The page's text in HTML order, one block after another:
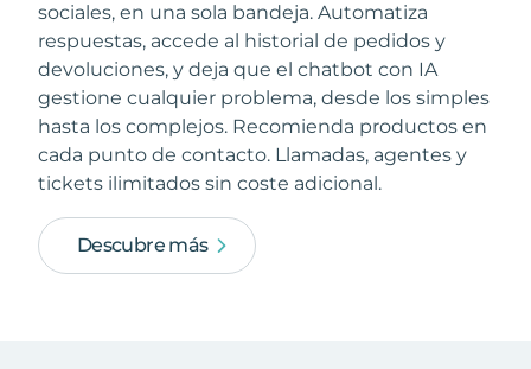
sociales, en una sola bandeja. Automatiza
respuestas, accede al historial de pedidos y
devoluciones, y deja que el chatbot con IA
gestione cualquier problema, desde los simples
hasta los complejos. Recomienda productos en
cada punto de contacto. Llamadas, agentes y
tickets ilimitados sin coste adicional.
Descubre más